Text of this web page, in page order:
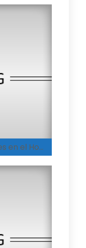
Creciendo sanos y felices en el Hogar Integral de Coyaima